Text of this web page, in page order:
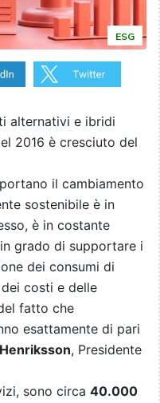
ESG
alternativi e ibridi
2016 è cresciuto del
il cambiamento
sostenibile è in
è in costante
grado di supportare i
dei consumi di
costi e delle
fatto che
esattamente di pari
, Presidente
sono circa 40.000